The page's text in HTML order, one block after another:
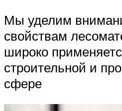
Мы уделим
свойствам
широко
строительной и
сфере